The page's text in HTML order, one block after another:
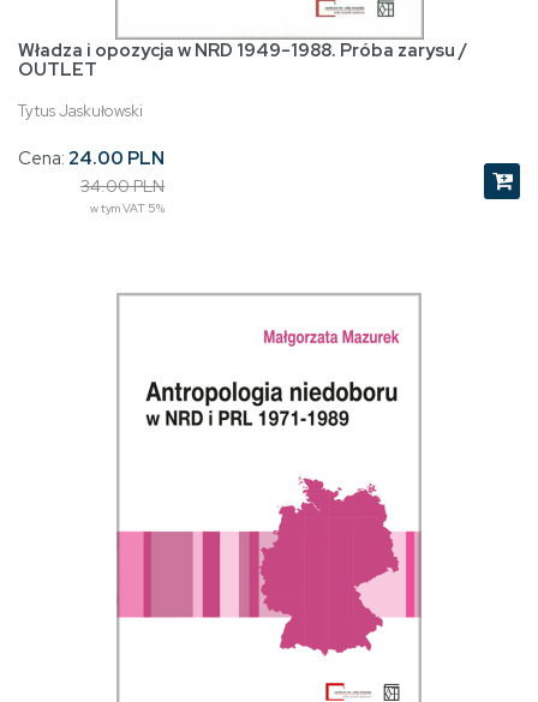
Władza i opozycja w NRD 1949-1988. Próba zarysu /
OUTLET
Tytus Jaskułowski
Cena: 24.00 PLN
34.00 PLN
w tym VAT 5%